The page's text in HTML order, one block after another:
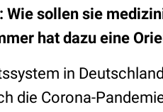
Wie sollen sie
hat dazu eine
in
die Corona-